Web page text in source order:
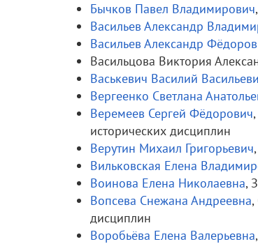
Бычков Павел Владимирович
Васильев Александр
Васильев Александр
Васильцова Виктория
Васькевич Василий
Вергеенко Светлана
Веремеев Сергей Фёдорович
исторических дисциплин
Верутин Михаил Григорьевич
Вильковская Елена
Воинова Елена Николаевна,
Вопсева Снежана Андреевна
дисциплин
Воробьёва Елена Валерьевна